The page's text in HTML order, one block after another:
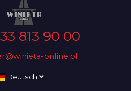
813 90 00
online.pl
Deutsch